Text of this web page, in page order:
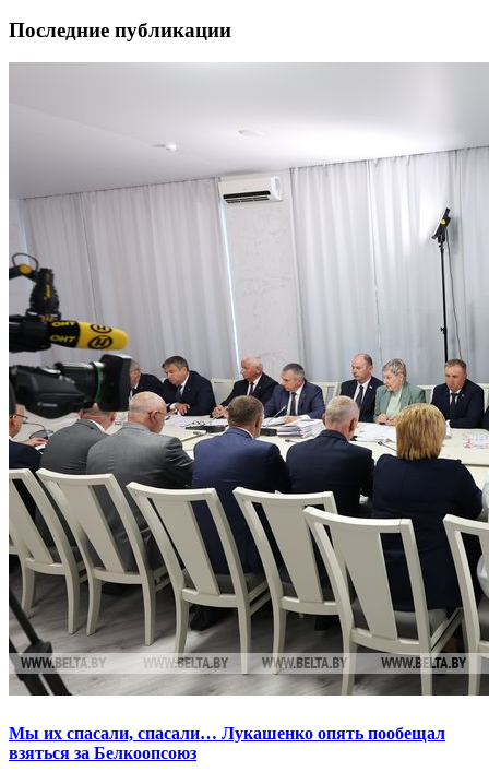
Последние публикации
Мы их спасали, спасали… Лукашенко опять пообещал
взяться за Белкоопсоюз